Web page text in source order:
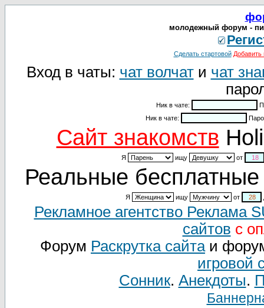
молодежный форум -
Сделать стартовой Добавить
Вход в чаты: чат волчати чат
Ник в чате:
Ник в чате:
Cайт знакомств
Я ищу от
Реальные бесплатные
Я ищу от
Рекламное агентство Реклама
сайтов с
Форум Раскрутка сайтаи
игровой
Сонник. Анекдоты.